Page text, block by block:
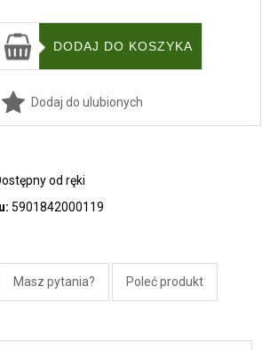
Dodaj do ulubionych
od ręki
5901842000119
Masz pytania? Poleć produkt